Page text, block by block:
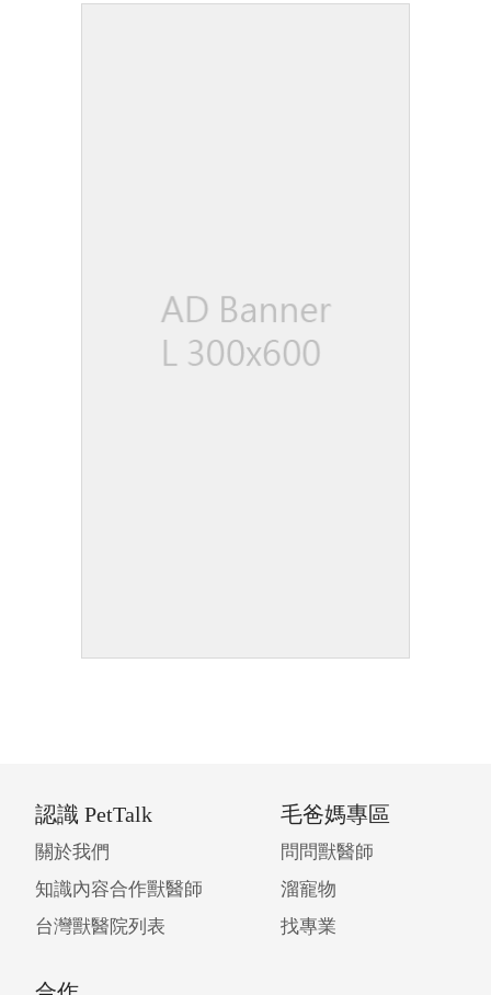
認識 PetTalk
關於我們
知識內容合作獸醫師
台灣獸醫院列表
毛爸媽專區
問問獸醫師
溜寵物
找專業